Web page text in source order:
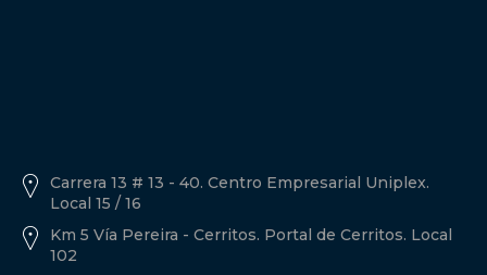
Carrera 13 # 13 - 40. Centro Empresarial Uniplex.
Local 15 / 16
Km 5 Vía Pereira - Cerritos. Portal de Cerritos. Local
102